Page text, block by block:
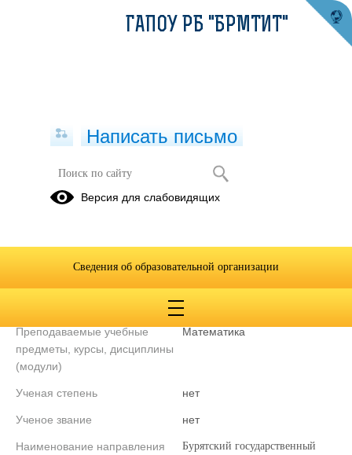
Преподаватель
Васильева
Иосифовна
Высшее
Преподаваемые учебные
предметы, курсы, дисциплины
(модули)
Математика
Ученая степень нет
Ученое звание нет
Наименование направления
Бурятский государственный
ГАПОУ РБ "БРМТИТ"
Написать письмо
Версия для слабовидящих
Сведения об образовательной организации